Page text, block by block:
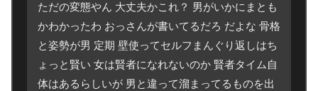
ただの変態やん 大丈夫かこれ？ 男がいかにまとも
かわかったわ おっさんが書いてるだろ だよな 骨格
と姿勢が男 定期 壁使ってセルフまんぐり返しはち
ょっと賢い 女は賢者になれないのか 賢者タイム自
体はあるらしいが 男と違って溜まってるものを出